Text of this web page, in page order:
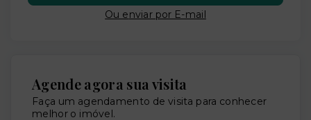
Ou enviar por E-mail
Agende agora sua visita
Faça um agendamento de visita para conhecer
melhor o imóvel.